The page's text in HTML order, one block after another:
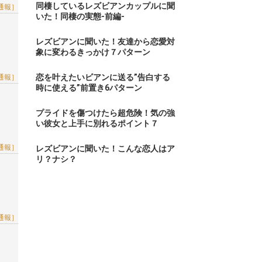
報］
報］
報］
報］
同棲しているレズビアンカップルに聞
いた！同棲の実態-前編-
レズビアンに聞いた！友達から恋愛対
象に変わるきっかけ７パターン
恋を叶えたいビアンに送る”告白する
時に使える”前置き6パターン
プライドを傷つけたら超危険！気の強
い彼女と上手に別れるポイント７
レズビアンに聞いた！こんな恋人はア
リ？ナシ？